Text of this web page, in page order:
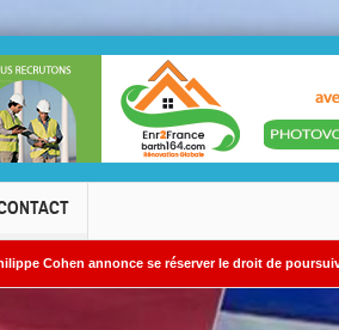
se réserver le droit de poursuivre Israël